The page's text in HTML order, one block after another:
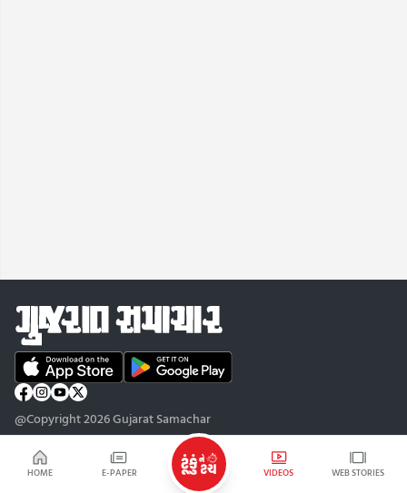
HOME E-PAPER VIDEOS WEB STORIES
@Copyright 2026 Gujarat Samachar